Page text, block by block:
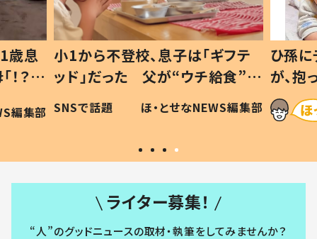
歳息
？」
編集部
小1から不登校、息子は「ギフテ
ッド」だった 父が“ウチ給食”を
作り続ける理由とは #令和の親
#令和の子
SNSで話題 ほ・とせなNEWS編集部
ひ孫
が、
「涙が
い」
ライター募集！
“人”のグッドニュースの取材・執筆をしてみませんか？